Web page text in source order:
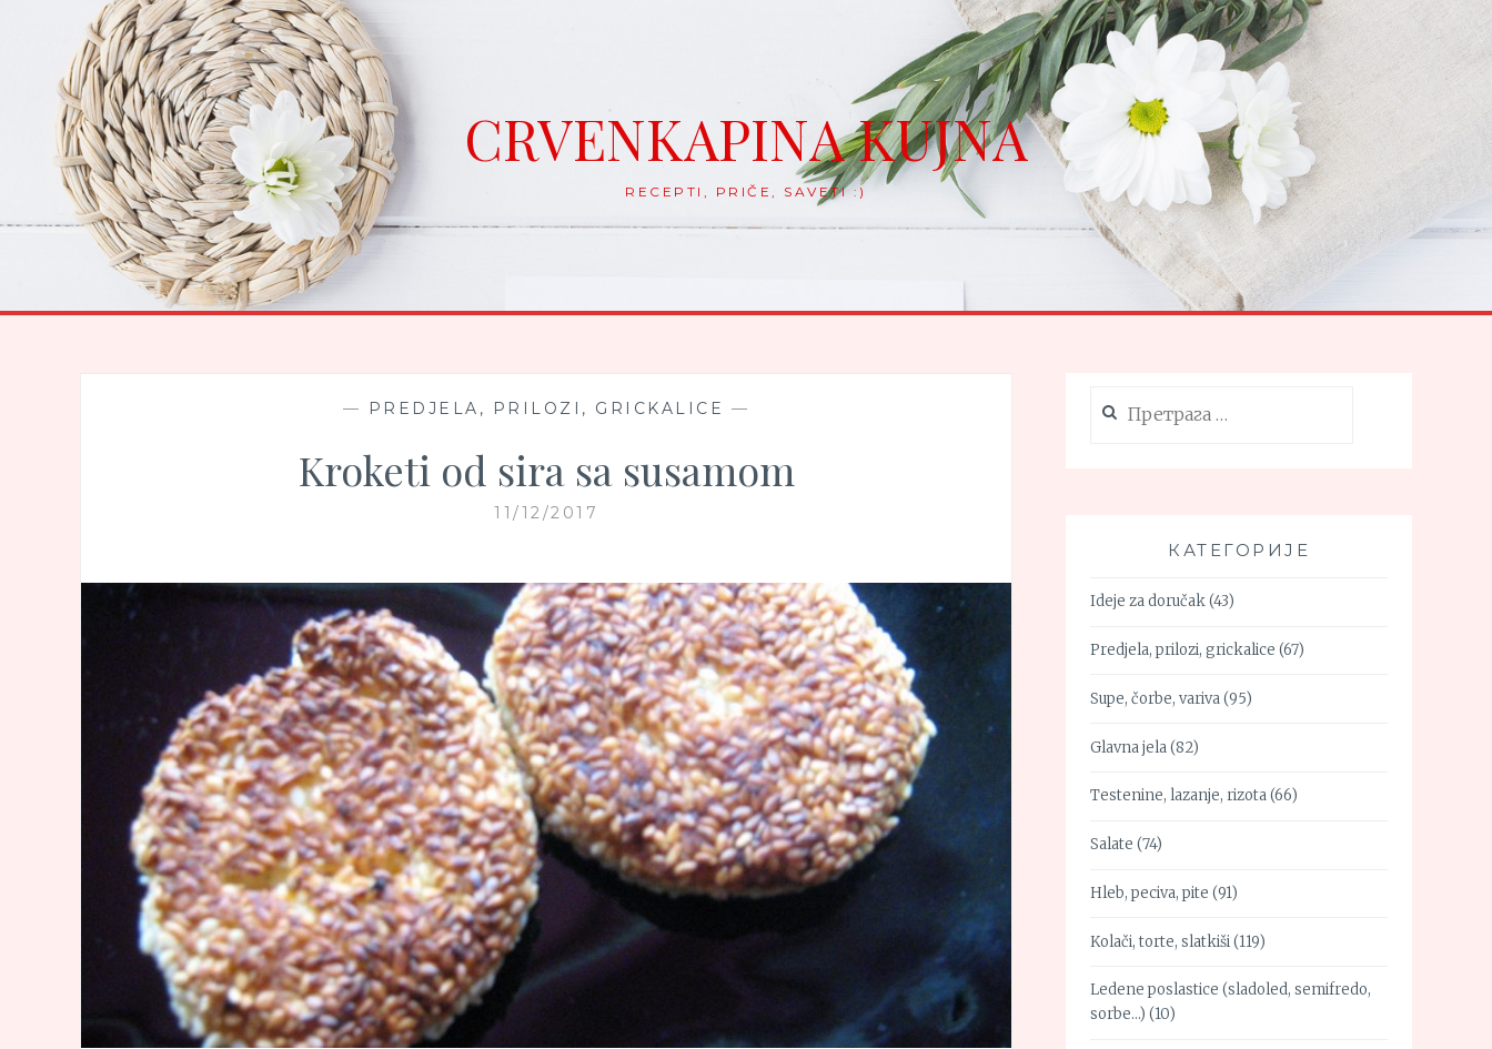
content
CRVENKAPINA KUJNA
RECEPTI, PRIČE, SAVETI :)
— PREDJELA, PRILOZI, GRICKALICE —
Kroketi od sira sa susamom
11/12/2017
за:
КАТЕГОРИЈЕ
Ideje za doručak(43)
Predjela, prilozi, grickalice (67)
Supe, čorbe, variva(95)
Glavna jela(82)
Testenine, lazanje, rizota(66)
Salate (74)
Hleb, peciva, pite (91)
Kolači, torte, slatkiši(119)
Ledene poslastice (sladoled, semifredo,
sorbe…) (10)